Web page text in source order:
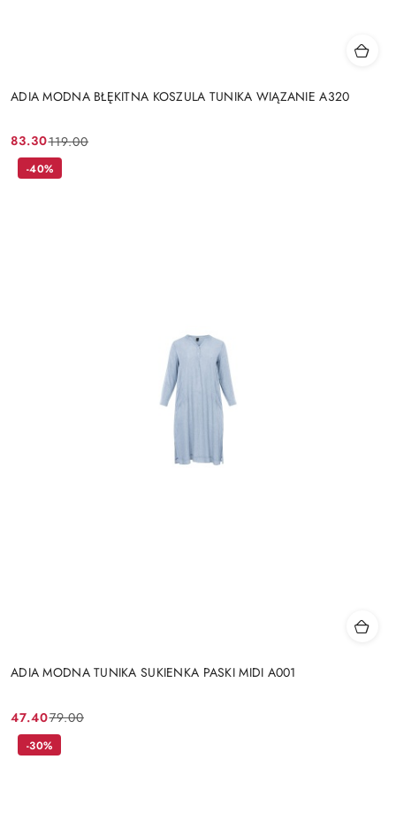
ADIA MODNA BŁĘKITNA KOSZULA TUNIKA WIĄZANIE A320
Cena
promocyjna:
83.30
Cena
przed
119.00
ADIA MODNA TUNIKA SUKIENKA PASKI MIDI A001
Cena
promocyjna:
47.40
Cena
przed
79.00
-40%
-30%